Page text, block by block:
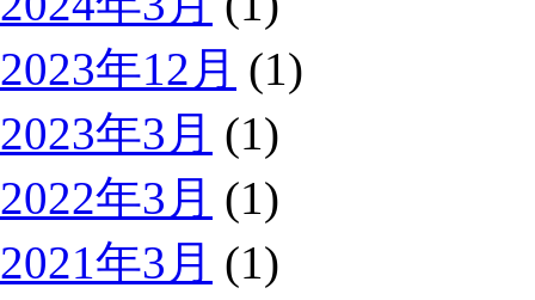
2023年12月 (1)
2023年3月 (1)
2022年3月 (1)
2021年3月 (1)